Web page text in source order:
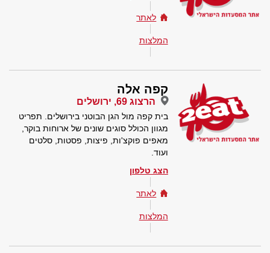
לאתר
המלצות
קפה אלה
הרצוג 69, ירושלים
בית קפה מול הגן הבוטני בירושלים. תפריט
מגוון הכולל סוגים שונים של ארוחות בוקר,
מאפים פוקצ'ות, פיצות, פסטות, סלטים
ועוד.
הצג טלפון
לאתר
המלצות